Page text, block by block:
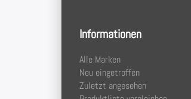
Informationen
Alle Marken
Neu eingetroffen
Zuletzt angesehen